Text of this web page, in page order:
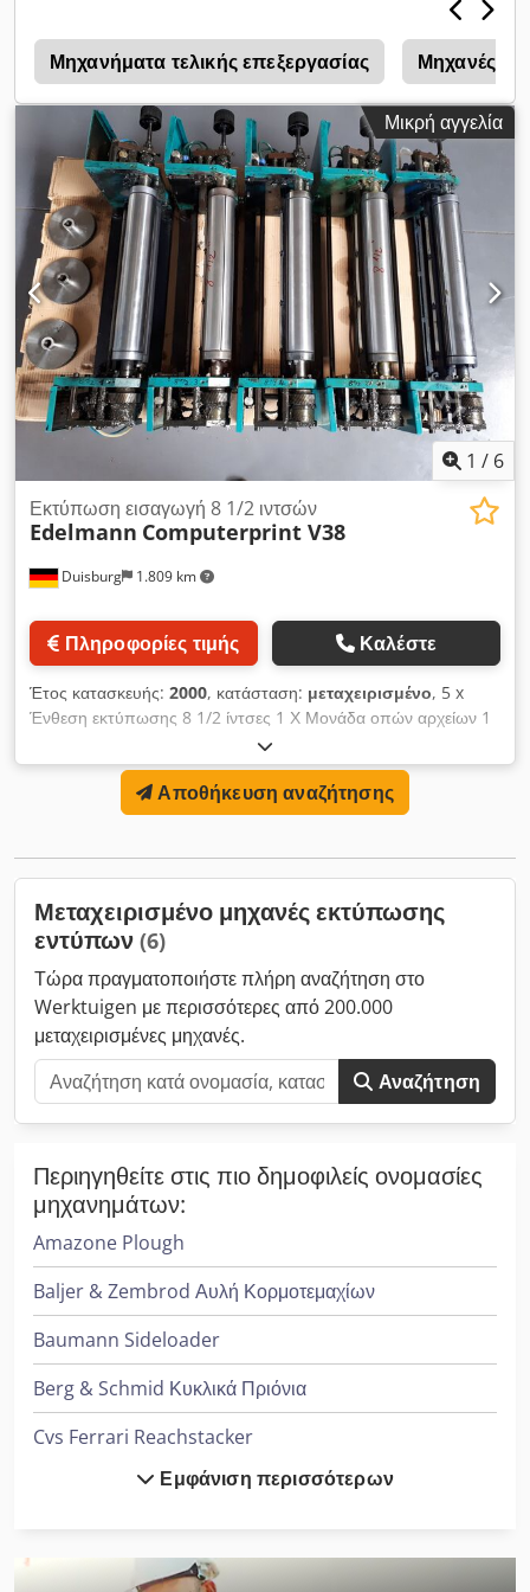
Μηχανήματα τελικής επεξεργασίας Μηχανές
Μικρή αγγελία
1 / 6
Duisburg 1.809 km
Εκτύπωση εισαγωγή 8 1/2 ιντσών
Edelmann Computerprint V38
Πληροφορίες τιμής Καλέστε
Έτος κατασκευής: 2000, κατάσταση: μεταχειρισμένο, 5 x
Ένθεση εκτύπωσης 8 1/2 ίντσες 1 Χ Μονάδα οπών αρχείων 1
x Κύλινδρος διατρήσεων 1 x γρανάζι για ρολό 3 x γρανάζι για
φάκελο Dksdpodh Npqefx Acrer
Αποθήκευση αναζήτησης
Μεταχειρισμένο μηχανές εκτύπωσης
εντύπων (6)
Τώρα πραγματοποιήστε πλήρη αναζήτηση στο
Werktuigen με περισσότερες από 200.000
μεταχειρισμένες μηχανές.
Αναζήτηση
Περιηγηθείτε στις πιο δημοφιλείς ονομασίες
μηχανημάτων:
Amazone Plough
Baljer & Zembrod Αυλή Κορμοτεμαχίων
Baumann Sideloader
Berg & Schmid Κυκλικά Πριόνια
Cvs Ferrari Reachstacker
Dücker MulcherΕμφάνιση περισσότερων